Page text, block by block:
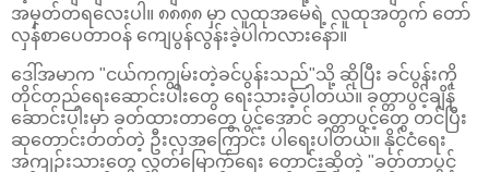
အမှတ်တရလေးပါ။ ၈၈၈၈ မှာ လူထုအမေရဲ့ လူထုအတွက် တော်
လှန်စာပေတာဝန် ကျေပွန်လွန်းခဲ့ပါကလားနော်။
ဒေါ်အမာက "ငယ်ကကျွမ်းတဲ့ခင်ပွန်းသည်"သို့ ဆိုပြီး ခင်ပွန်းကို
တိုင်တည်ရေးဆောင်းပါးတွေ ရေးသားခဲ့ပါတယ်။ ခတ္တာပွင့်ချိန်
ဆောင်းပါးမှာ ခတ်ထားတာတွေ ပွင့်အောင် ခတ္တာပွင့်တွေ တင်ပြီး
ဆုတောင်းတတ်တဲ့ ဦးလှအကြောင်း ပါရေးပါတယ်။ နိုင်ငံရေး
အကျဉ်းသားတွေ လွတ်မြောက်ရေး တောင်းဆိုတဲ့ "ခတ်တာပွင့်